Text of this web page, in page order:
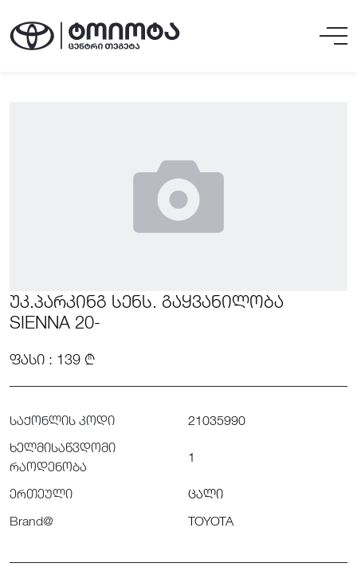
ᲣᲙ.ᲞᲐᲠᲙᲘᲜᲒ ᲡᲔᲜᲡ. ᲒᲐᲧᲕᲐᲜᲘᲚᲝᲑᲐ
SIENNA 20-
ᲤᲐᲡᲘ : 139 ₾
საქონლის კოდი
21035990
ხელმისაწვდომი
რაოდენობა
1
ერთეული
ცალი
Brand@
TOYOTA